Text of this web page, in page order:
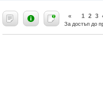
« 1 2 3
За достъп до